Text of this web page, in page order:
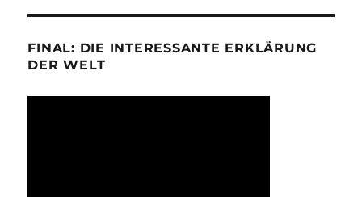
FINAL: DIE INTERESSANTE ERKLÄRUNG
DER WELT